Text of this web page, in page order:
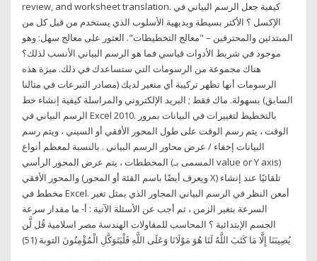
review, and worksheet translation. كيفية جعل الرسم البياني في
الإكسل ؟ الأكثر بسيطة وبديهية الأسلوب الذي يستخدم من قبل كل من
المبتدئين والمحترفين – "معالج التخطيطات". العثور على معالج سهل: وهو
موجود في شريط الأدوات قياسي فما هو الرسم البياني الأنسب لذلك؟
هناك مجموعة من الرسومات التي ستساعدك في ذلك. ميزة هذه
الرسومات أنها تظهر تركيبة أي متغير لديك (مصادر التبرعات في مثالنا
السابق) بسهولة. ماك فقط ; البريد الإلكتروني والمراسلة كيفية إنشاء خط
الرسم البياني في Excel 2010. بالتخطيط لتغييرات في البيانات بمرور
الوقت ، يتم رسم الوقت على طول المحور الأفقي أو السيني ، ويتم رسم
البيانات إخفاء / عرض محاور الرسم البياني . بالنسبة لمعظم أنواع
المخططات ، يتم عرض المحور الرأسي (المسمى بـ value or Y axis)
والمحور الأفقي (ويعرف أيضًا باسم الفئة أو المحور X) تلقائيًا عند إنشاء
مخطط في Excel. أمعن النظر في الرسم البياني المجاور الذي يمثل تغير
السرعة بتغير الزمن ، ثم أجب عن الأسئلة الآتية : أ- ما مقدار سرعة
الجسم الإبتدائية ؟ المحاسب للمقاولات الهندسة مصر اسلامية قُل لَّن
يُصِيبَنَا إِلَّا مَا كَتَبَ اللَّهُ لَنَا هُوَ مَوْلَانَا وَعَلَى اللَّهِ فَلْيَتَوَكَّلِ الْمُؤْمِنُونَ التوبة (51)